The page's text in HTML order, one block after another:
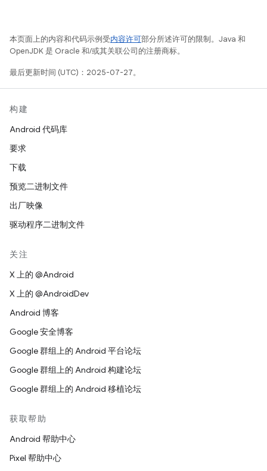
本页面上的内容和代码示例受内容许可部分所述许可的限制。Java 和
OpenJDK 是 Oracle 和/或其关联公司的注册商标。
最后更新时间 (UTC)：2025-07-27。
构建
Android 代码库
要求
下载
预览二进制文件
出厂映像
驱动程序二进制文件
关注
X 上的 @Android
X 上的 @AndroidDev
Android 博客
Google 安全博客
Google 群组上的 Android 平台论坛
Google 群组上的 Android 构建论坛
Google 群组上的 Android 移植论坛
获取帮助
Android 帮助中心
Pixel 帮助中心